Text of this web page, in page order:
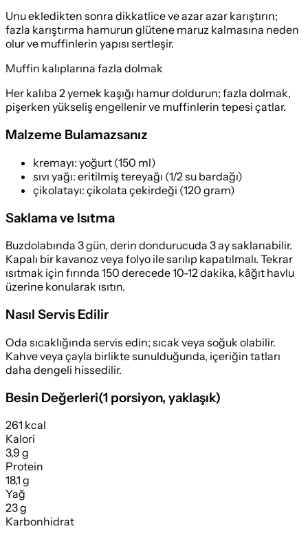
Unu ekledikten sonra dikkatlice ve azar azar karıştırın;
fazla karıştırma hamurun glütene maruz kalmasına neden
olur ve muffinlerin yapısı sertleşir.
Muffin kalıplarına fazla dolmak
Her kalıba 2 yemek kaşığı hamur doldurun; fazla dolmak,
pişerken yükseliş engellenir ve muffinlerin tepesi çatlar.
Malzeme Bulamazsanız
kremayı: yoğurt (150 ml)
sıvı yağı: eritilmiş tereyağı (1/2 su bardağı)
çikolatayı: çikolata çekirdeği (120 gram)
Saklama ve Isıtma
Buzdolabında 3 gün, derin dondurucuda 3 ay saklanabilir.
Kapalı bir kavanoz veya folyo ile sarılıp kapatılmalı. Tekrar
ısıtmak için fırında 150 derecede 10-12 dakika, kâğıt havlu
üzerine konularak ısıtın.
Nasıl Servis Edilir
Oda sıcaklığında servis edin; sıcak veya soğuk olabilir.
Kahve veya çayla birlikte sunulduğunda, içeriğin tatları
daha dengeli hissedilir.
Besin Değerleri(1 porsiyon, yaklaşık)
261 kcal
Kalori
3,9 g
Protein
18,1 g
Yağ
23 g
Karbonhidrat